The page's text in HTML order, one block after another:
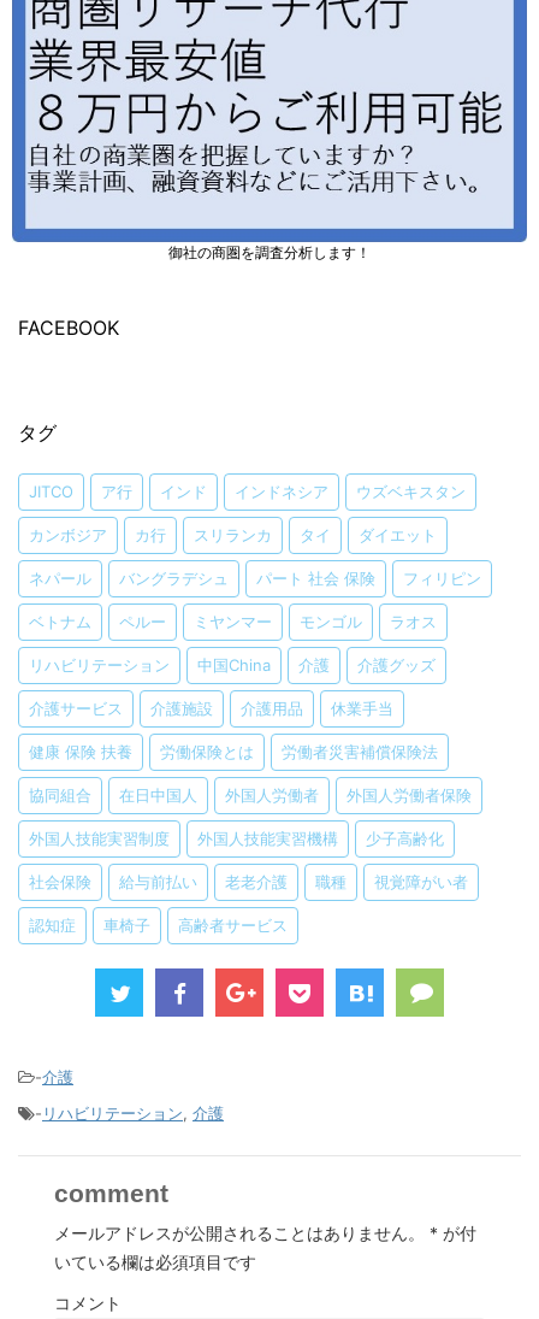
御社の商圏を調査分析します！
FACEBOOK
タグ
JITCO ア行 インド インドネシア ウズベキスタン
カンボジア カ行 スリランカ タイ ダイエット
ネパール バングラデシュ パート 社会 保険 フィリピン
ベトナム ペルー ミヤンマー モンゴル ラオス
リハビリテーション 中国China 介護 介護グッズ
介護サービス 介護施設 介護用品 休業手当
健康 保険 扶養 労働保険とは 労働者災害補償保険法
協同組合 在日中国人 外国人労働者 外国人労働者保険
外国人技能実習制度 外国人技能実習機構 少子高齢化
社会保険 給与前払い 老老介護 職種 視覚障がい者
認知症 車椅子 高齢者サービス
-介護
- リハビリテーション, 介護
comment
メールアドレスが公開されることはありません。 * が付
いている欄は必須項目です
コメント